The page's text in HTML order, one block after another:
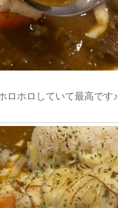
ロホロしていて最高です♪